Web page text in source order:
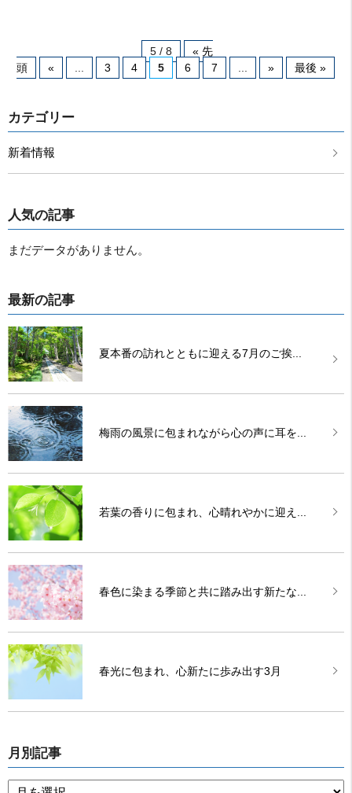
5 / 8
« 先
頭
« 3 4 5 6 7 » 最後 »
カテゴリー
新着情報
人気の記事
まだデータがありません。
最新の記事
夏本番の訪れとともに迎える7月のご挨...
梅雨の風景に包まれながら心の声に耳を...
若葉の香りに包まれ、心晴れやかに迎え...
春色に染まる季節と共に踏み出す新たな...
春光に包まれ、心新たに歩み出す3月
月別記事